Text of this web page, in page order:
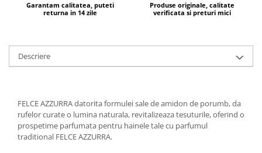
Garantam calitatea, puteti
returna in 14 zile
Produse originale, calitate
verificata si preturi mici
Descriere
FELCE AZZURRA datorita formulei sale de amidon de porumb, da
rufelor curate o lumina naturala, revitalizeaza tesuturile, oferind o
prospetime parfumata pentru hainele tale cu parfumul
traditional FELCE AZZURRA.